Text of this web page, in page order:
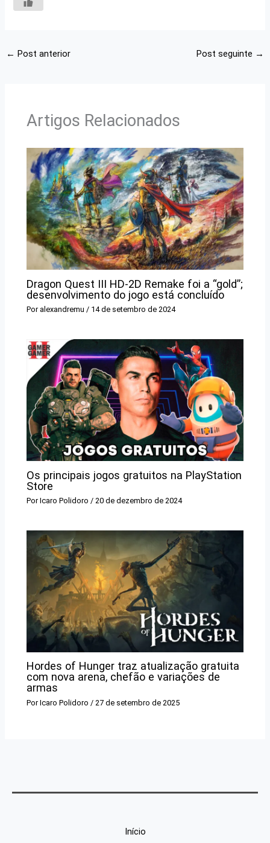
← Post anterior Post seguinte →
Artigos Relacionados
Dragon Quest III HD-2D Remake foi a “gold”;
desenvolvimento do jogo está concluído
Por alexandremu/ 14 de setembro de 2024
Os principais jogos gratuitos na PlayStation
Store
PorIcaro Polidoro / 20 de dezembro de 2024
Hordes of Hunger traz atualização gratuita
com nova arena, chefão e variações de
armas
PorIcaro Polidoro / 27 de setembro de 2025
Início